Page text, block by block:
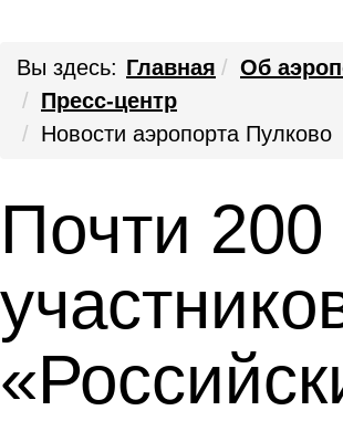
Вы здесь: Главная
Об
Пресс-центр
Новости аэропорта Пулково
Почти 200